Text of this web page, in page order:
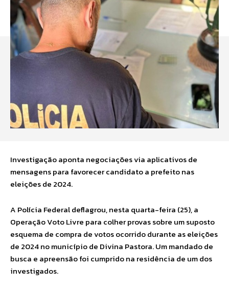
Investigação aponta negociações via aplicativos de
mensagens para favorecer candidato a prefeito nas
eleições de 2024.
A Polícia Federal deflagrou, nesta quarta-feira (25), a
Operação Voto Livre para colher provas sobre um suposto
esquema de compra de votos ocorrido durante as eleições
de 2024 no município de Divina Pastora. Um mandado de
busca e apreensão foi cumprido na residência de um dos
investigados.